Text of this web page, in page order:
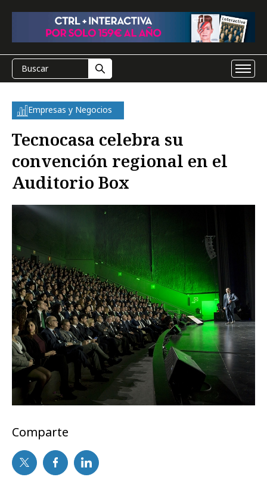
Empresas y Negocios
Tecnocasa celebra su
convención regional en el
Auditorio Box
Comparte